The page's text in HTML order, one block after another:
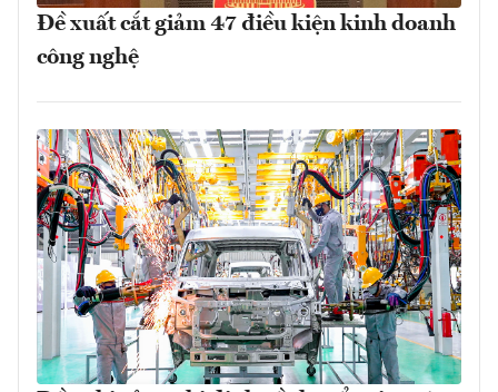
Đề xuất cắt giảm 47 điều kiện kinh doanh
công nghệ